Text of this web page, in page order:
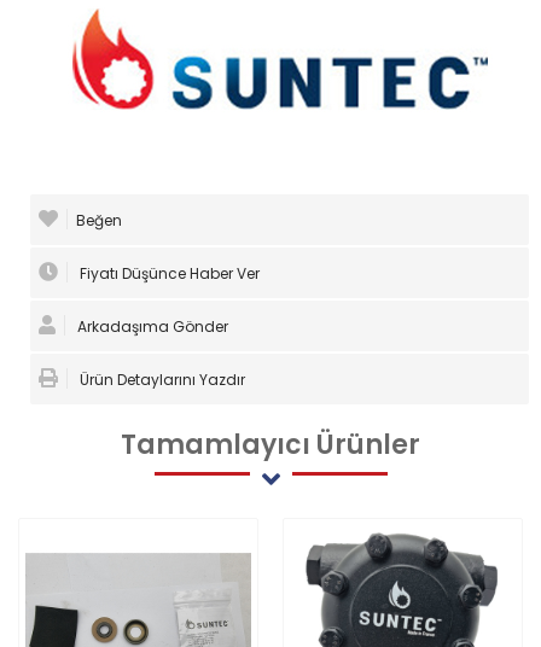
Beğen
Fiyatı Düşünce Haber Ver
Arkadaşıma Gönder
Ürün Detaylarını Yazdır
Tamamlayıcı Ürünler